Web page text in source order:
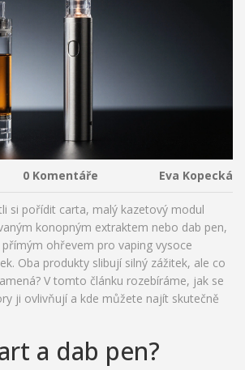
0 Komentáře Eva Kopecká
si pořídit carta, malý kazetový modul
konopným extraktem nebo dab pen,
ohřevem pro vaping vysoce
. Oba produkty slibují silný zážitek, ale co
V tomto článku rozebíráme, jak se
ji ovlivňují a kde můžete najít skutečně
a dab pen?